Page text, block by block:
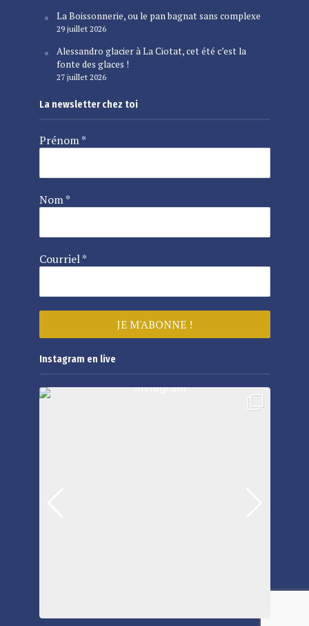
La Boissonnerie, ou le pan bagnat sans complexe
29 juillet 2026
Alessandro glacier à La Ciotat, cet été c’est la
fonte des glaces !
27 juillet 2026
La newsletter chez toi
Prénom*
Nom*
Courriel*
Instagram en live